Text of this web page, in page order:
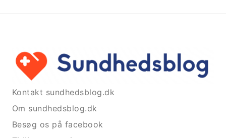
Kontakt sundhedsblog.dk
Om sundhedsblog.dk
Besøg os på facebook